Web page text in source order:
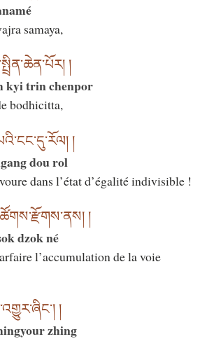
samaya,
།
kyi trin chenpor
bodhicitta,
།
dou rol
dans l’état d’égalité indivisible !
།
dzok né
l’accumulation de la voie
།
zhing